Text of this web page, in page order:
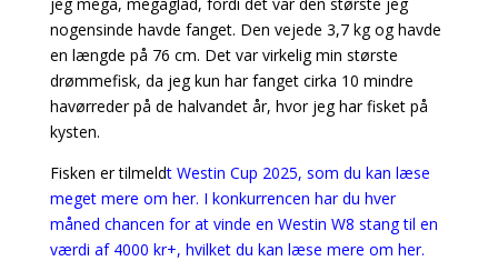
nogensinde havde fanget. Den vejede 3,7 kg og havde
en længde på 76 cm. Det var virkelig min største
drømmefisk, da jeg kun har fanget cirka 10 mindre
havørreder på de halvandet år, hvor jeg har fisket på
kysten.
Fisken er tilmeldt Westin Cup 2025, som du kan læse
meget mere om her. I konkurrencen har du hver
måned chancen for at vinde en Westin W8 stang til en
værdi af 4000 kr+, hvilket du kan læse mere om her.